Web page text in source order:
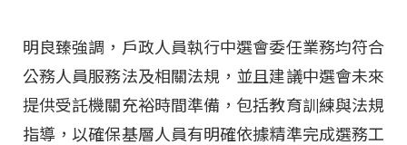
明良臻強調，戶政人員執行中選會委任業務均符合
公務人員服務法及相關法規，並且建議中選會未來
提供受託機關充裕時間準備，包括教育訓練與法規
指導，以確保基層人員有明確依據精準完成選務工